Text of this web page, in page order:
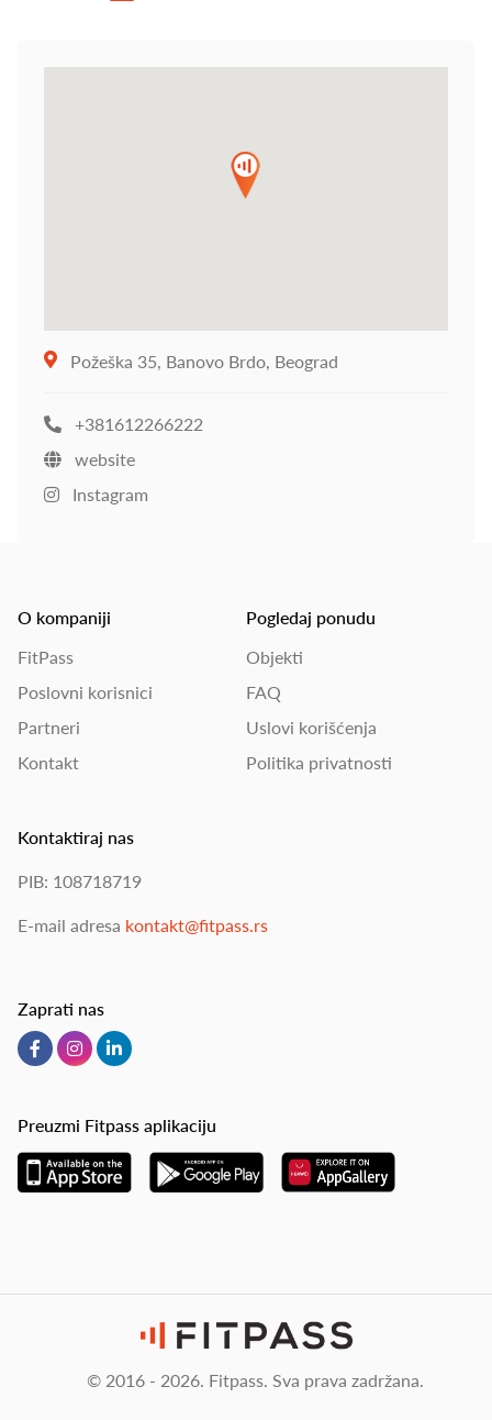
Požeška 35, Banovo Brdo, Beograd
+381612266222
website
Instagram
O kompaniji
FitPass
Poslovni korisnici
Partneri
Kontakt
Pogledaj ponudu
Objekti
FAQ
Uslovi korišćenja
Politika privatnosti
Kontaktiraj nas
PIB: 108718719
E-mail adresa kontakt@fitpass.rs
Zaprati nas
Preuzmi Fitpass aplikaciju
© 2016 - 2026. Fitpass. Sva prava zadržana.